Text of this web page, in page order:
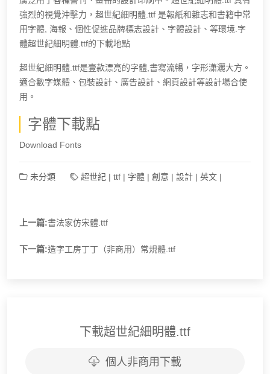
強烈的視覺沖擊力，超世紀細明體.ttf 是報紙和雜志和書籍中常
用字體, 海報、個性促進品牌標志設計、字體設計、等環境.字
體超世紀細明體.ttf的下載地點
超世紀細明體.ttf是壹款漂亮的字體,書寫流暢，字形潇灑大方。
適合數字媒體、包裝設計、廣告設計、網頁設計等設計場合使
用。
字體下載點
Download Fonts
未分類 超世紀 | ttf | 字體 | 創意 | 設計 | 英文 |
上一篇:書法家仿宋體.ttf
下一篇:造字工房丁丁（非商用）常規體.ttf
下載超世紀細明體.ttf
個人非商用下載